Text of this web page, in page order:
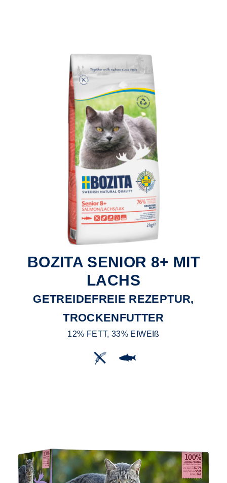
BOZITA SENIOR 8+ MIT
LACHS
GETREIDEFREIE REZEPTUR,
TROCKENFUTTER
12% FETT, 33% EIWEIß